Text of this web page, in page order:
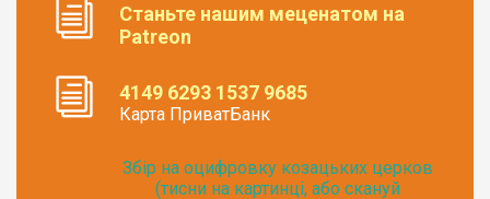
Станьте нашим меценатом на
Patreon
4149 6293 1537 9685
Карта ПриватБанк
Збір на оцифровку козацьких церков
(тисни на картинці, або скануй